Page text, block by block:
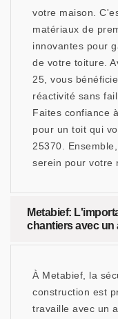
votre maison.
matériaux de
innovantes pour
de votre toiture.
25, vous
réactivité sans
Faites confiance
pour un toit qui
25370.
serein pour votre
Metabief:
chantiers avec
À Metabief, la
construction est
travaille avec un